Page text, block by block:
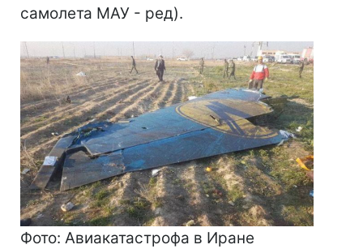
самолета МАУ - ред).
Фото: Авиакатастрофа в Иране